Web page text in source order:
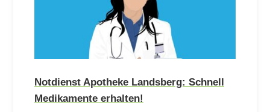
Notdienst Apotheke Landsberg: Schnell
Medikamente erhalten!